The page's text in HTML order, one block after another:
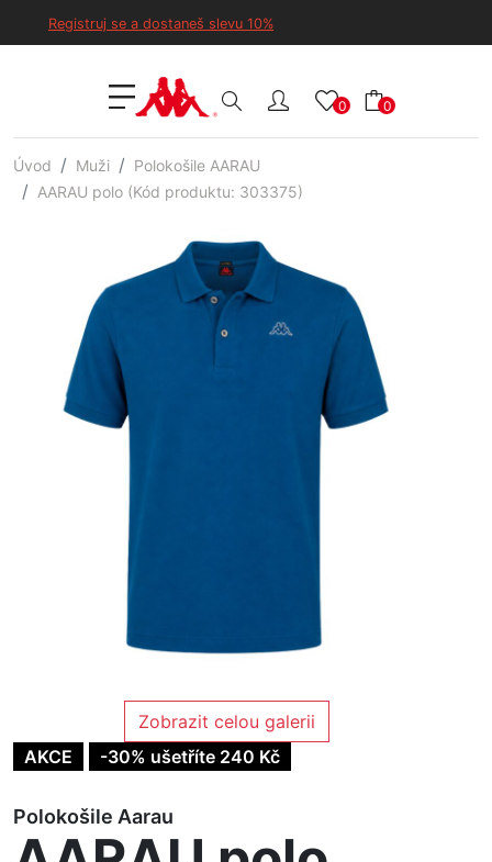
Registruj se a dostaneš slevu 10%
0 0
Úvod Muži
Polokošile AARAU
AARAU polo (Kód produktu: 303375)
Zobrazit celou galerii
AKCE
-30% ušetříte 240 Kč
Polokošile Aarau